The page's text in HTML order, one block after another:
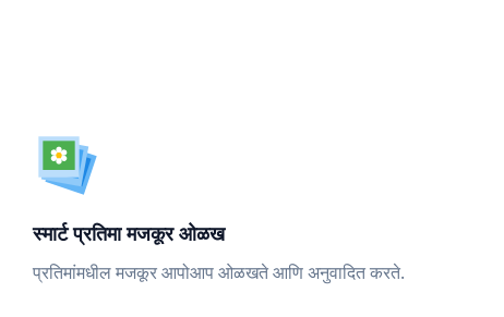
स्मार्ट प्रतिमा मजकूर ओळख
प्रतिमांमधील मजकूर आपोआप ओळखते आणि अनुवादित करते.